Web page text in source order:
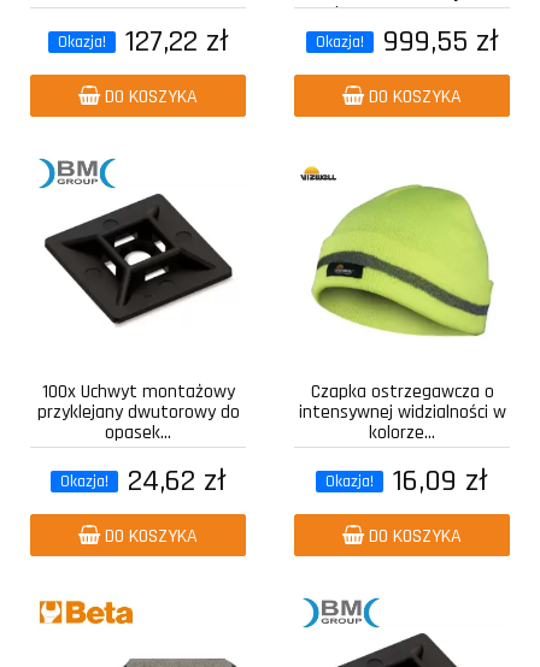
Okazja! 127,22 zł
DO KOSZYKA
kompozytowy z...
Okazja! 999,55 zł
DO KOSZYKA
100x Uchwyt montażowy
przyklejany dwutorowy do
opasek...
Okazja! 24,62 zł
DO KOSZYKA
Czapka ostrzegawcza o
intensywnej widzialności w
kolorze...
Okazja! 16,09 zł
DO KOSZYKA